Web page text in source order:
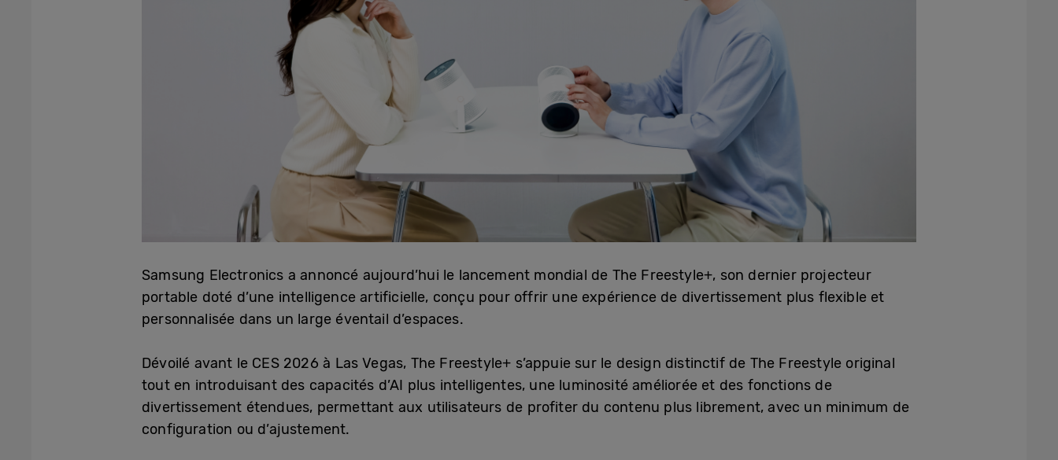
Samsung Electronics a annoncé aujourd’hui le lancement mondial de The Freestyle+, son dernier projecteur
portable doté d’une intelligence artificielle, conçu pour offrir une expérience de divertissement plus flexible et
personnalisée dans un large éventail d’espaces.
Dévoilé avant le CES 2026 à Las Vegas, The Freestyle+ s’appuie sur le design distinctif de The Freestyle original
tout en introduisant des capacités d’AI plus intelligentes, une luminosité améliorée et des fonctions de
divertissement étendues, permettant aux utilisateurs de profiter du contenu plus librement, avec un minimum de
configuration ou d’ajustement.